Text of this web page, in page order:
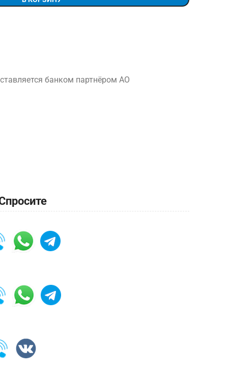
банком партнёром АО